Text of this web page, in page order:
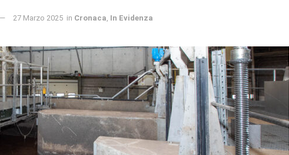
27 Marzo 2025 in Cronaca, In Evidenza